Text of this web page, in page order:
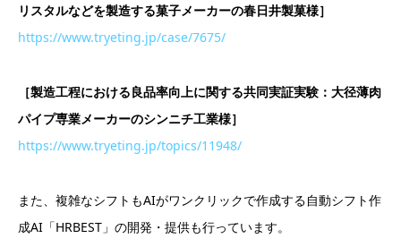
リスタルなどを製造する菓子メーカーの春日井製菓様］
https://www.tryeting.jp/case/7675/
［製造工程における良品率向上に関する共同実証実験：大径薄肉
パイプ専業メーカーのシンニチ工業様］
https://www.tryeting.jp/topics/11948/
また、複雑なシフトもAIがワンクリックで作成する自動シフト作
成AI「HRBEST」の開発・提供も行っています。